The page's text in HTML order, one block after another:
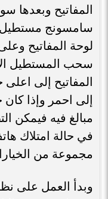
المفاتيح
سامسونج
لوحة المفاتيح
سحب المستطيل
المفاتيح إلى
إلى احمر وإذا
مبالغ فيه فيمكن
في حالة امتلاك
مجموعة من